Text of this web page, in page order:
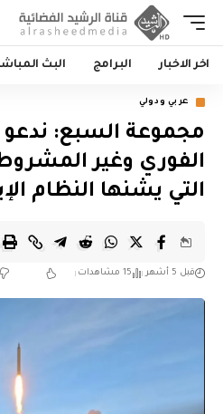
اخر الاخبار البرامج البث
عربي ودولي
مجموعة السبع: ندعو
الفوري وغير
التي يشنها النظام
قبل 5 أشهر 15 مشاهدات